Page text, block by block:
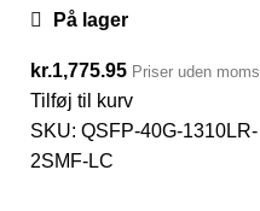
På lager
kr.1,775.95 Priser uden moms
Tilføj til kurv
SKU: QSFP-40G-1310LR-
2SMF-LC